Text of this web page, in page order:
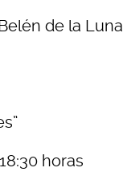
de la Luna
horas